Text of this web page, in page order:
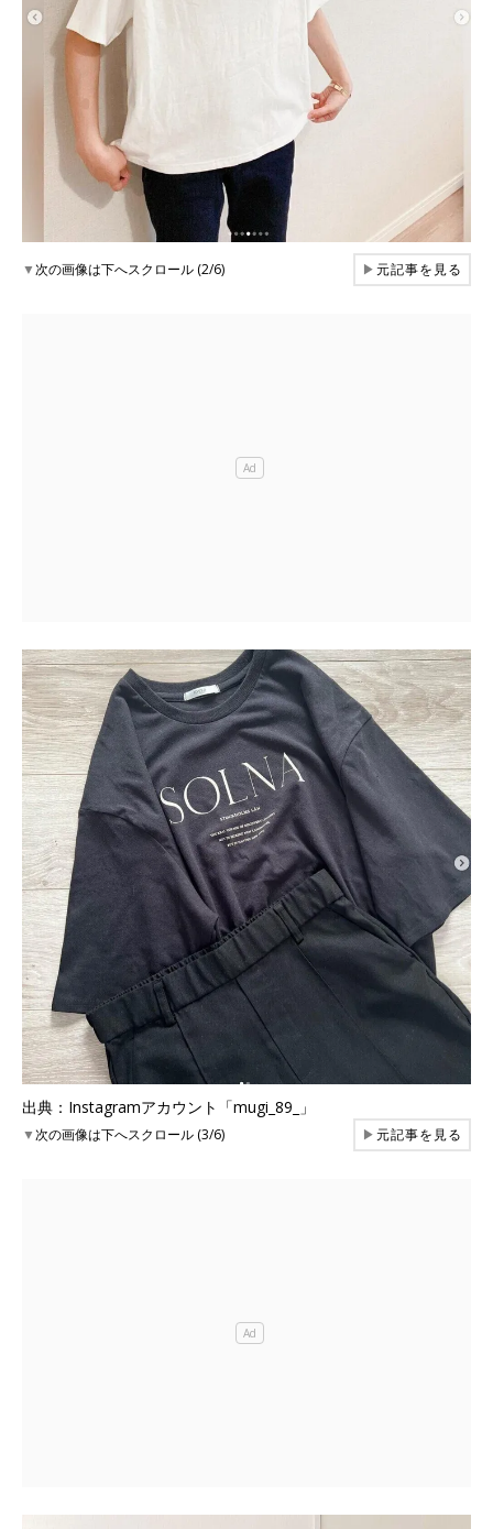
▼次の画像は下へスクロール (2/6) ▶元記事を見る
出典：Instagramアカウント「mugi_89_」
▼次の画像は下へスクロール (3/6) ▶元記事を見る